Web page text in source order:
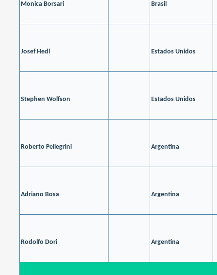
Monica Borsari Brasil
Josef Hedl Estados Unidos
Stephen Wolfson Estados Unidos
Roberto Pellegrini Argentina
Adriano Bosa Argentina
Rodolfo Dori Argentina